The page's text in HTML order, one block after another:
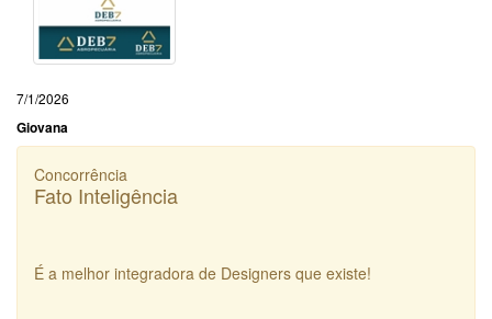
7/1/2026
Giovana
Concorrência
Fato Inteligência
É a melhor integradora de Designers que existe!